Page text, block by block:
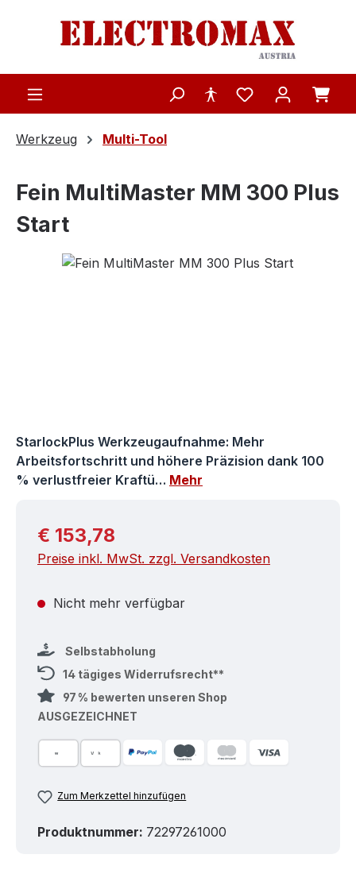
Zum Hauptinhalt springen
Werkzeug Multi-Tool
Fein MultiMaster MM 300 Plus
Start
Bildergalerie überspringen
StarlockPlus Werkzeugaufnahme: Mehr
Arbeitsfortschritt und höhere Präzision dank 100
% verlustfreier Kraftü… Mehr
Regulärer Preis:
€ 153,78
Preise inkl. MwSt. zzgl. Versandkosten
Nicht mehr verfügbar
Selbstabholung
14 tägiges Widerrufsrecht**
97 % bewerten unseren Shop
AUSGEZEICHNET
Zum Merkzettel hinzufügen
Produktnummer: 72297261000